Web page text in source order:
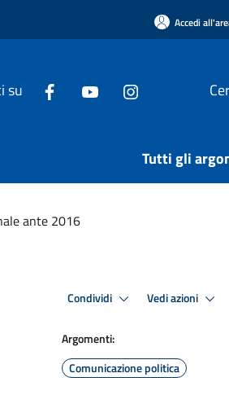
Accedi
su
Tutti gli
ante 2016
Condividi Vedi azioni
Argomenti:
Comunicazione politica